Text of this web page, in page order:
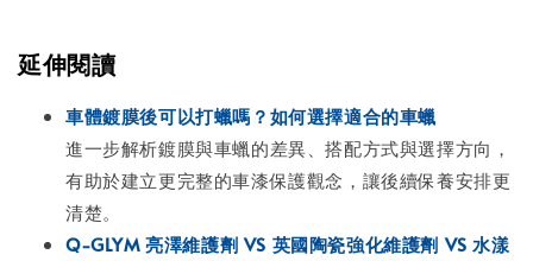
延伸閱讀
車體鍍膜後可以打蠟嗎？如何選擇適合的車蠟
進一步解析鍍膜與車蠟的差異、搭配方式與選擇方向，
有助於建立更完整的車漆保護觀念，讓後續保養安排更
清楚。
Q-GLYM 亮澤維護劑 VS 英國陶瓷強化維護劑 VS 水漾